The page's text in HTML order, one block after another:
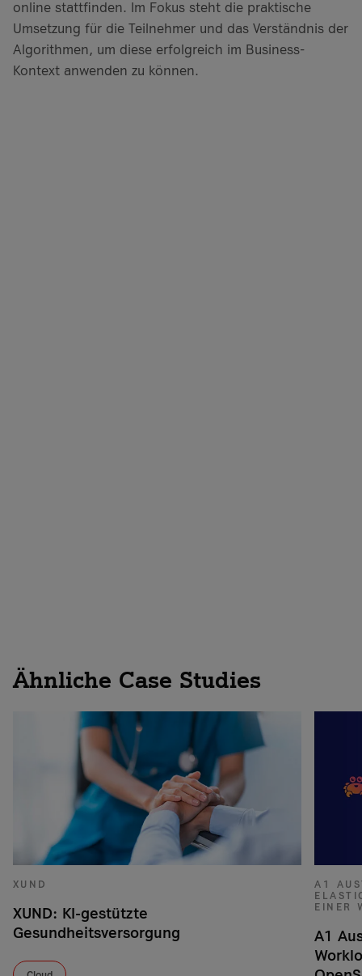
online stattfinden. Im Fokus steht die praktische
Umsetzung für die Teilnehmer und das Verständnis der
Algorithmen, um diese erfolgreich im Business-
Kontext anwenden zu können.
Ähnliche Case Studies
XUND
XUND: KI-gestützte
Gesundheitsversorgung
A1
EINER
A1